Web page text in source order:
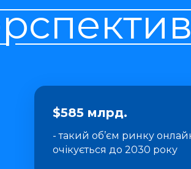
$585 млрд.
- такий об’єм ринку онлайн
очікується до 2030 року